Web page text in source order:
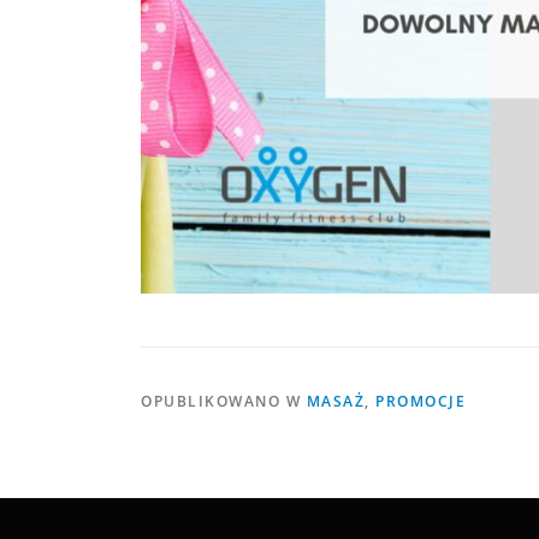
OPUBLIKOWANO W MASAŻ, PROMOCJE